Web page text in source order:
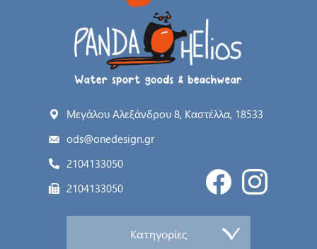
Μεγάλου Αλεξάνδρου 8, Καστέλλα, 18533
ods@onedesign.gr
2104133050
2104133050
Κατηγορίες